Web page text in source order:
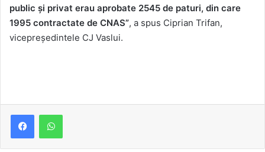
public și privat erau aprobate 2545 de paturi, din care
1995 contractate de CNAS”, a spus Ciprian Trifan,
vicepreședintele CJ Vaslui.